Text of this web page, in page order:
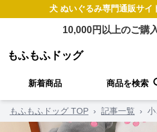
犬 ぬいぐるみ専門通販サイ
10,000円以上のご購
もふもふドッグ
新着商品 商品を検索
もふもふドッグ TOP › 記事一覧 ›